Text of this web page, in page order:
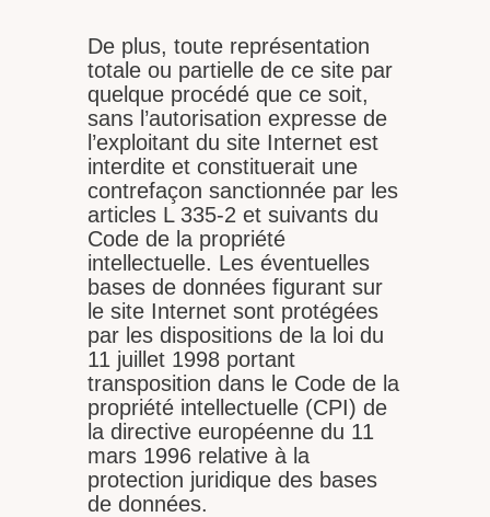
De plus, toute représentation
totale ou partielle de ce site par
quelque procédé que ce soit,
sans l’autorisation expresse de
l’exploitant du site Internet est
interdite et constituerait une
contrefaçon sanctionnée par les
articles L 335-2 et suivants du
Code de la propriété
intellectuelle. Les éventuelles
bases de données figurant sur
le site Internet sont protégées
par les dispositions de la loi du
11 juillet 1998 portant
transposition dans le Code de la
propriété intellectuelle (CPI) de
la directive européenne du 11
mars 1996 relative à la
protection juridique des bases
de données.